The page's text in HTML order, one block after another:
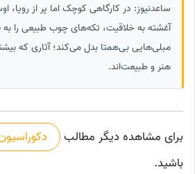
ساعدنیوز: در کارگاهی کوچک اما پر از رویا،
آغشته به خلاقیت، تکه‌های چوب طبیعی را
مبلی‌هایی بی‌همتا بدل می‌کند؛ آثاری که
هنر و طبیعت‌اند.
برای مشاهده دیگر مطالب
باشید.